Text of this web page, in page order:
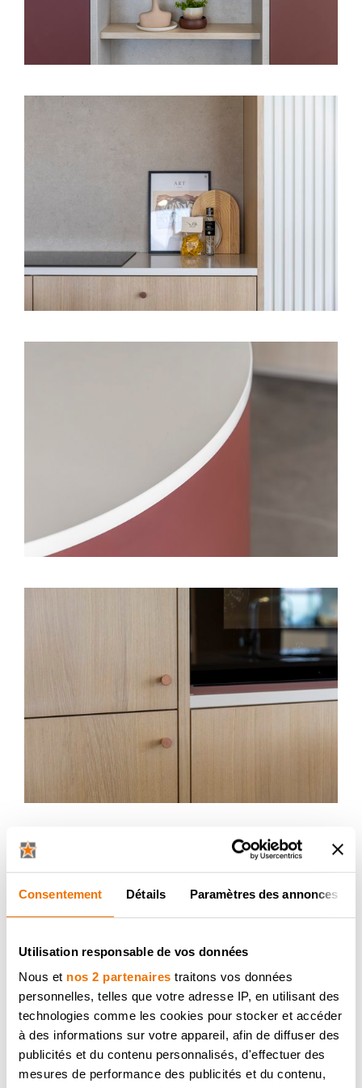
Consentement Détails Paramètres des annonces
Utilisation responsable de vos données
Nous et nos 2 partenaires traitons vos données
personnelles, telles que votre adresse IP, en utilisant des
technologies comme les cookies pour stocker et accéder
à des informations sur votre appareil, afin de diffuser des
publicités et du contenu personnalisés, d'effectuer des
mesures de performance des publicités et du contenu,